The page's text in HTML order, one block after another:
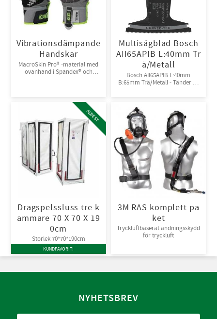
Vibrationsdämpande
Handskar
MacroSkin Pro® -material med
ovanhand i Spandex® och
Multisågblad Bosch
AII65APIB L:40mm Tr
ä/Metall
Bosch AII65APIB L:40mm
B:65mm Trä/Metall - Tänder av
Dragspelssluss tre k
ammare 70 X 70 X 19
0cm
Storlek 70*70*190cm
ASBEST
KUNDFAVORIT!
3M RAS komplett pa
ket
Tryckluftbaserat andningsskydd
för tryckluft
NYHETSBREV